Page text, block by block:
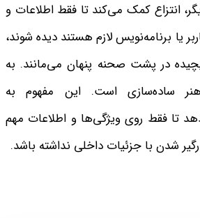
انتزاع کمک می‌کند تا فقط اطلاعات و
یا برنامه‌نویس لازم هستند دیده شوند،
در پشت صحنه پنهان می‌مانند. به
هنر ساده‌سازی است. این مفهوم به
تا فقط روی ویژگی‌ها و اطلاعات مهم
شدن با جزئیات داخلی نداشته باشد.